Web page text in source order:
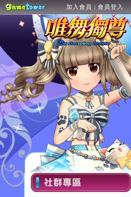
加入會員 | 會員登入